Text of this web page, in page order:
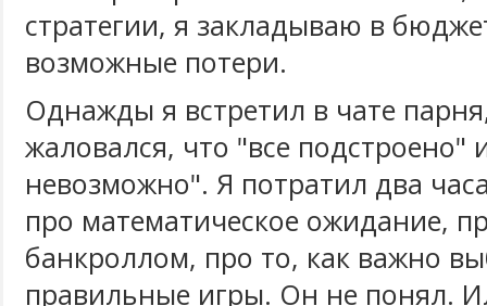
стратегии, я закладываю в
возможные потери.
Однажды я встретил в чате
жаловался, что "все подстроено"
невозможно". Я потратил два
про математическое ожидание,
банкроллом, про то, как важно
правильные игры. Он не понял.